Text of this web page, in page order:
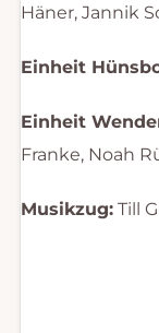
Häner, Jannik
Einheit
Einheit
Franke, Noah
Musikzug:Till